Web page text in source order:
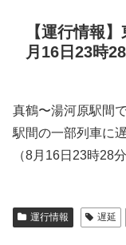
【運行情報
月16日23時
真鶴〜湯河原駅間
駅間の一部列車に
（8月16日23時28
運行情報 遅延